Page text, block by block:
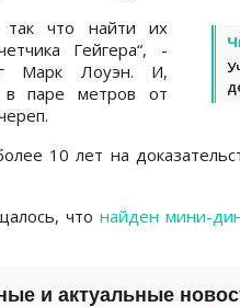
так что найти их
Гейгера“, -
Марк Лоуэн. И,
в паре метров от
10 лет на
что найден мини-
и актуальные